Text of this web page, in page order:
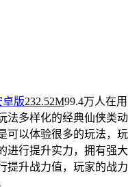
卓版232.52M99.4万人在用
法多样化的经典仙侠类动
可以体验很多的玩法，玩
进行提升实力，拥有强大
提升战力值，玩家的战力